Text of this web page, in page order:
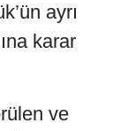
ayrı
karar
ve